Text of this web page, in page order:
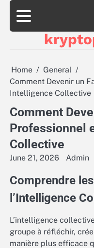
Skip
content
Home
General
Comment Devenir un
Intelligence Collective
Comment
Professionnel
Collective
June 21, 2026 Admin
Comprendre
l’Intelligence
L’intelligence
groupe à réfléchir,
manière plus efficace